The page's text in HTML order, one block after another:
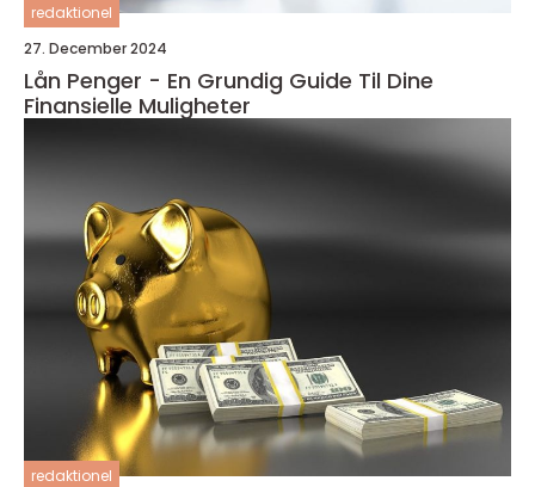
redaktionel
27. December 2024
Lån Penger - En Grundig Guide Til Dine
Finansielle Muligheter
redaktionel